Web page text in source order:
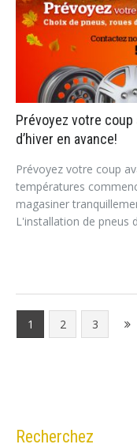
Prévoyez votre
d’hiver en avance!
Prévoyez votre coup
températures
magasiner
L'installation de pneus
1 2 3
Recherchez